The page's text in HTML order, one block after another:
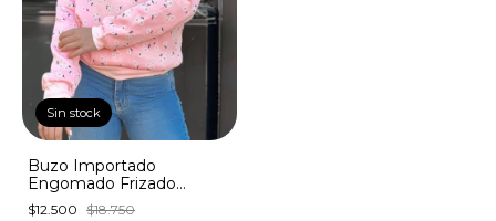
Sin stock
Buzo Importado
Engomado Frizado
Estampado Florcitas
$12.500 $18.750